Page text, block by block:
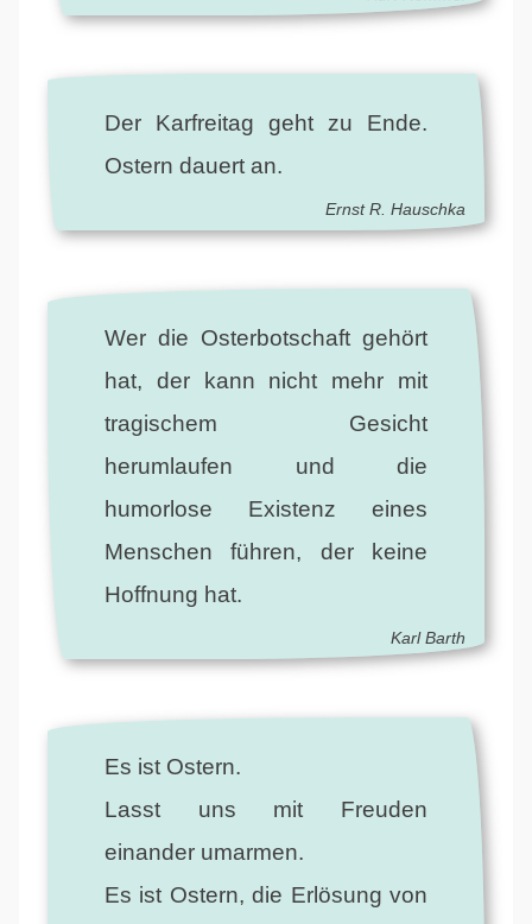
Der Karfreitag geht zu Ende.
Ostern dauert an.
Ernst R. Hauschka
Wer die Osterbotschaft gehört
hat, der kann nicht mehr mit
tragischem Gesicht
herumlaufen und die
humorlose Existenz eines
Menschen führen, der keine
Hoffnung hat.
Karl Barth
Es ist Ostern.
Lasst uns mit Freuden
einander umarmen.
Es ist Ostern, die Erlösung von